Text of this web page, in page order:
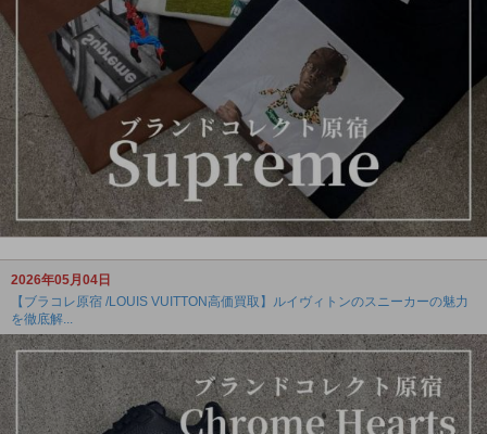
2026年05月04日
【ブラコレ原宿 /LOUIS VUITTON高価買取】ルイヴィトンのスニーカーの魅力
を徹底解...